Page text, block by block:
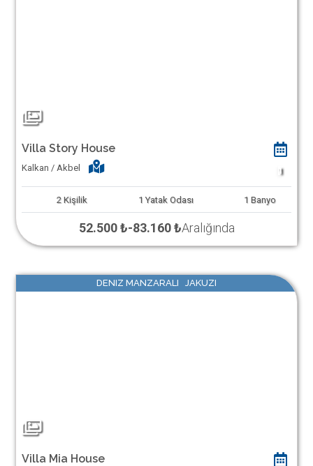
Villa Story House
Kalkan / Akbel 1
2 Kişilik 1 Yatak Odası 1 Banyo
52.500 ₺-83.160 ₺Aralığında
DENIZ MANZARALI JAKUZI
Villa Mia House